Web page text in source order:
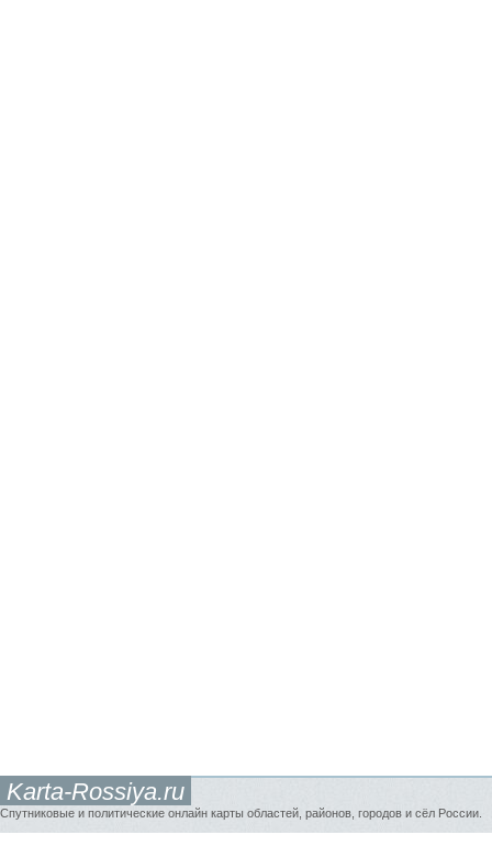
Karta-Rossiya.ru
Спутниковые и политические онлайн карты областей, районов, городов и сёл России.